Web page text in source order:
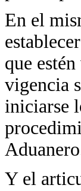
En el
que
vigencia
iniciarse
Y el